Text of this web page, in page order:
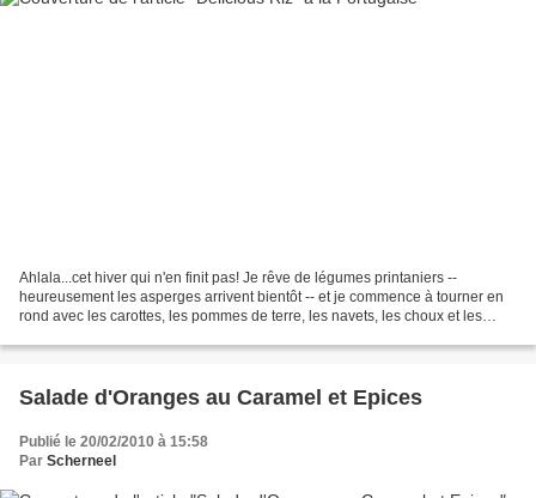
Ahlala...cet hiver qui n'en finit pas! Je rêve de légumes printaniers --
heureusement les asperges arrivent bientôt -- et je commence à tourner en
rond avec les carottes, les pommes de terre, les navets, les choux et les
Salade d'Oranges au Caramel et Epices
Publié le 20/02/2010 à 15:58
Par Scherneel